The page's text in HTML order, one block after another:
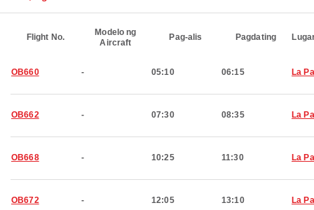
Flight No.
Modelo ng
Aircraft
Pag-alis Pagdating
OB660 - 05:10 06:15 La
OB662 - 07:30 08:35 La
OB668 - 10:25 11:30 La
OB672 - 12:05 13:10 La